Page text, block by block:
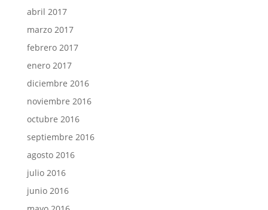
abril 2017
marzo 2017
febrero 2017
enero 2017
diciembre 2016
noviembre 2016
octubre 2016
septiembre 2016
agosto 2016
julio 2016
junio 2016